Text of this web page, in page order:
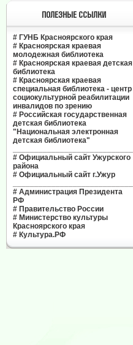
ПОЛЕЗНЫЕ ССЫЛКИ
# ГУНБ Красноярского края
# Красноярская краевая
молодежная библиотека
# Красноярская краевая детская
библиотека
# Красноярская краевая
специальная библиотека - центр
социокультурной реабилитации
инвалидов по зрению
# Российская государственная
детская библиотека
"Национальная электронная
детская библиотека"
# Официальный сайт Ужурского
района
# Официальный сайт г.Ужур
# Администрация Президента
РФ
# Правительство России
# Министерство культуры
Красноярского края
# Культура.РФ